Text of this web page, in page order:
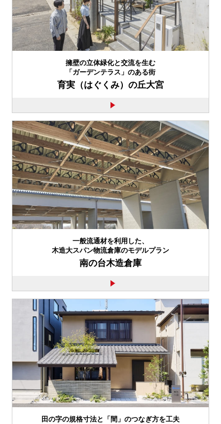
擁壁の立体緑化と交流を生む
「ガーデンテラス」のある街
育実（はぐくみ）の丘大宮
一般流通材を利用した、
木造大スパン物流倉庫のモデルプラン
南の台木造倉庫
田の字の規格寸法と「間」のつなぎ方を工夫